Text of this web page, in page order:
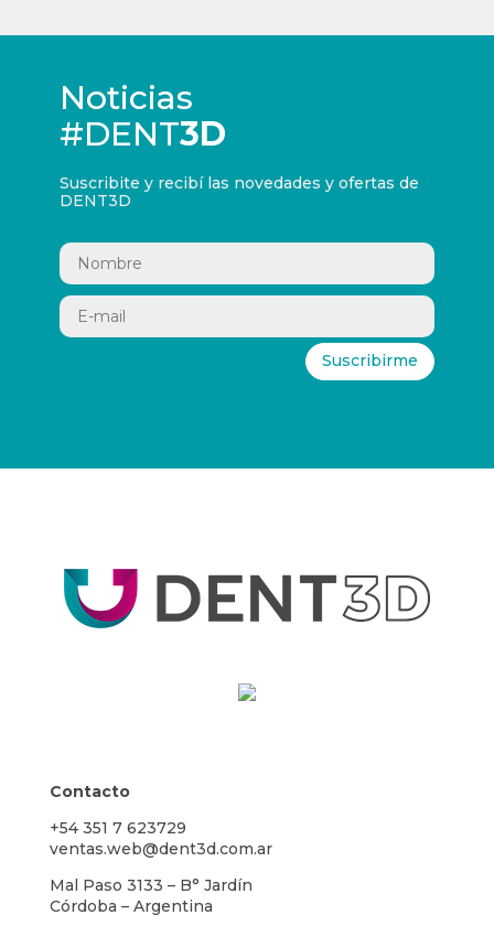
Noticias
#DENT3D
Suscribite y recibí las novedades y ofertas de
DENT3D
Suscribirme
Contacto
+54 351 7 623729
ventas.web@dent3d.com.ar
Mal Paso 3133 – B° Jardín
Córdoba – Argentina